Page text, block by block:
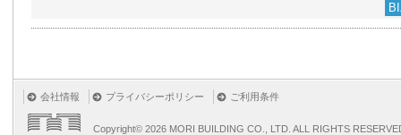
会社情報 プライバシーポリシー ご利用条件
Copyright© 2026 MORI BUILDING CO., LTD. ALL RIGHTS